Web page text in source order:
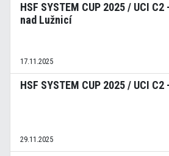
HSF SYSTEM CUP 2025 / UCI
nad Lužnicí
17.11.2025
HSF SYSTEM CUP 2025 / UCI C2
29.11.2025